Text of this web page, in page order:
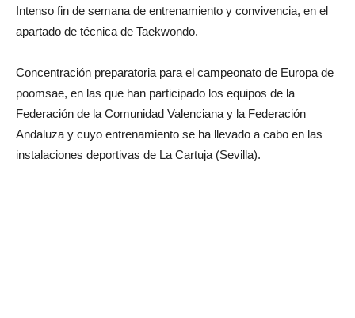
Intenso fin de semana de entrenamiento y convivencia, en el
apartado de técnica de Taekwondo.
Concentración preparatoria para el campeonato de Europa de
poomsae, en las que han participado los equipos de la
Federación de la Comunidad Valenciana y la Federación
Andaluza y cuyo entrenamiento se ha llevado a cabo en las
instalaciones deportivas de La Cartuja (Sevilla).